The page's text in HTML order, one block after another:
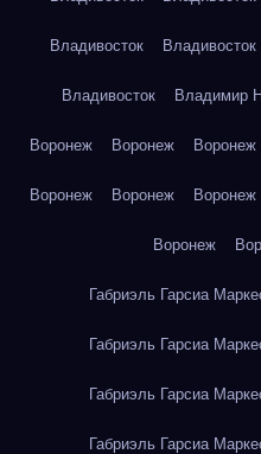
Владивосток Владивосток
Владивосток Владимир
Воронеж Воронеж Воронеж
Воронеж Воронеж Воронеж
Воронеж
Габриэль Гарсиа
Габриэль Гарсиа
Габриэль Гарсиа
Габриэль Гарсиа